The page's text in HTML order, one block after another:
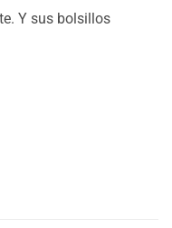
Y sus bolsillos